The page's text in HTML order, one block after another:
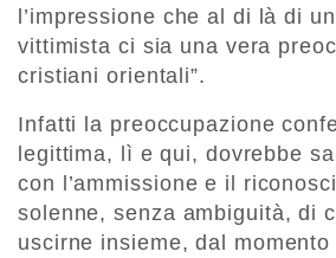
l’impressione che al di là di
vittimista ci sia una vera
cristiani orientali”.
Infatti la preoccupazione
legittima, lì e qui, dovrebbe
con l’ammissione e il
solenne, senza ambiguità, di
uscirne insieme, dal